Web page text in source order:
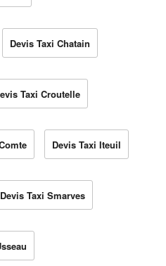
Devis Taxi Chatain
Taxi Croutelle
Devis Taxi Iteuil
Devis Taxi Smarves